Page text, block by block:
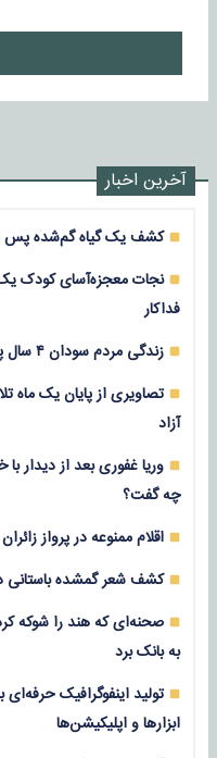
آخرین اخبار
کشف یک گیاه گم‌شده پس از ۶۰ سال با یک گوشی
نجات معجزه‌آسای کودک
فداکار
زندگی مردم سودان ۴ سال پس از جنگ
تصاویری از پایان یک ماه
آزاد
وریا غفوری بعد از دیدار
چه گفت؟
اقلام ممنوعه در پرواز
کشف شعر گمشده باستانی
صحنه‌ای که هند را شوکه
به بانک برد
تولید اینفوگرافیک
ابزارها و اپلیکیشن‌ها